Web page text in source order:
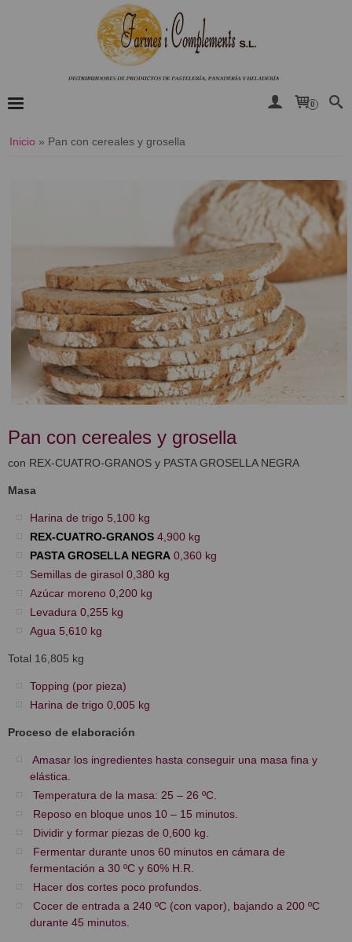
0
Inicio » ​Pan con cereales y grosella
Pan con cereales y grosella
con REX-CUATRO-GRANOS y PASTA GROSELLA NEGRA
Masa
Harina de trigo 5,100 kg
REX-CUATRO-GRANOS 4,900 kg
PASTA GROSELLA NEGRA 0,360 kg
Semillas de girasol 0,380 kg
Azúcar moreno 0,200 kg
Levadura 0,255 kg
Agua 5,610 kg
Total 16,805 kg
Topping (por pieza)
Harina de trigo 0,005 kg
Proceso de elaboración
Amasar los ingredientes hasta conseguir una masa fina y
elástica.
Temperatura de la masa: 25 – 26 ºC.
Reposo en bloque unos 10 – 15 minutos.
Dividir y formar piezas de 0,600 kg.
Fermentar durante unos 60 minutos en cámara de
fermentación a 30 ºC y 60% H.R.
Hacer dos cortes poco profundos.
Cocer de entrada a 240 ºC (con vapor), bajando a 200 ºC
durante 45 minutos.